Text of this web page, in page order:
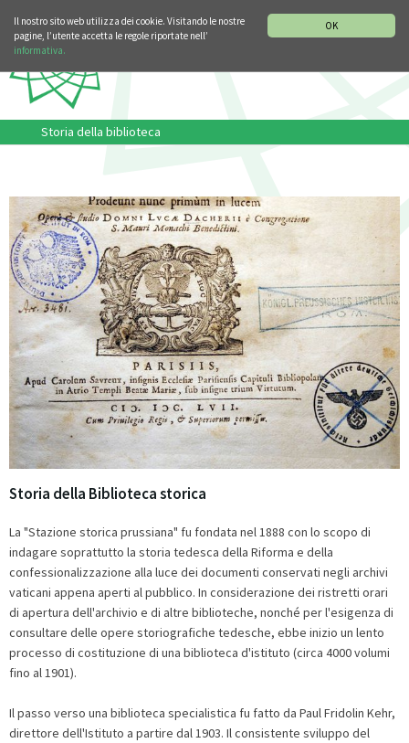
OK
Il nostro sito web utilizza dei cookie. Visitando le nostre
pagine, l’utente accetta le regole riportate nell’
informativa.
Storia della biblioteca
Storia della Biblioteca storica
La "Stazione storica prussiana" fu fondata nel 1888 con lo scopo di
indagare soprattutto la storia tedesca della Riforma e della
confessionalizzazione alla luce dei documenti conservati negli archivi
vaticani appena aperti al pubblico. In considerazione dei ristretti orari
di apertura dell'archivio e di altre biblioteche, nonché per l'esigenza di
consultare delle opere storiografiche tedesche, ebbe inizio un lento
processo di costituzione di una biblioteca d'istituto (circa 4000 volumi
fino al 1901).
Il passo verso una biblioteca specialistica fu fatto da Paul Fridolin Kehr,
direttore dell'Istituto a partire dal 1903. Il consistente sviluppo del